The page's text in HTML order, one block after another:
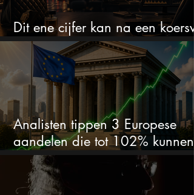
Dit ene cijfer kan na een
van 50% alles veranderen
Analisten tippen 3 Europese
aandelen die tot 102% kunnen
stijgen